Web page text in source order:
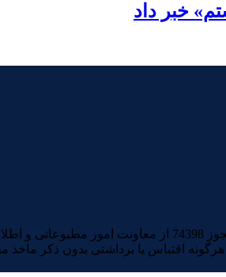
خبر داد
تمامی آثار صوتی و تصویری منتشرشده در سایت خبری و تحلیلی
اقتباس یا برداشتی بدون ذکر ماخذ